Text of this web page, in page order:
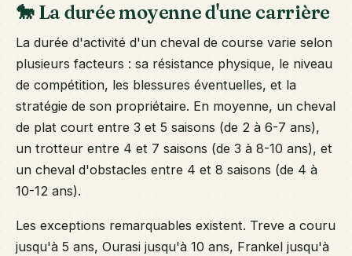
🐎 La durée moyenne d'une carrière
La durée d'activité d'un cheval de course varie selon
plusieurs facteurs : sa résistance physique, le niveau
de compétition, les blessures éventuelles, et la
stratégie de son propriétaire. En moyenne, un cheval
de plat court entre 3 et 5 saisons (de 2 à 6-7 ans),
un trotteur entre 4 et 7 saisons (de 3 à 8-10 ans), et
un cheval d'obstacles entre 4 et 8 saisons (de 4 à
10-12 ans).
Les exceptions remarquables existent. Treve a couru
jusqu'à 5 ans, Ourasi jusqu'à 10 ans, Frankel jusqu'à